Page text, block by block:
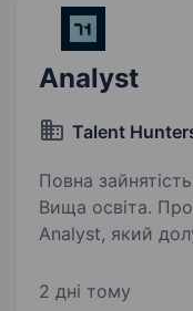
Analyst
Talent
Повна
Вища освіта. Продуктова IT-компанія шукає
Analyst, який
підготовку
2 дні тому